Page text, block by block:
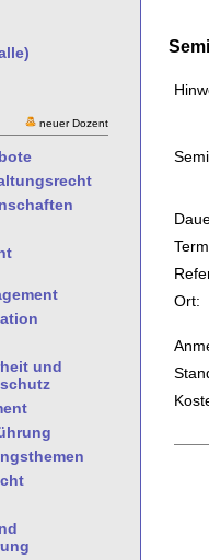
neuer Dozent
und
Ort: